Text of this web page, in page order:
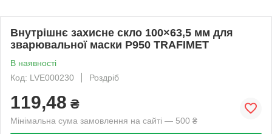
Внутрішнє захисне скло 100×63,5 мм для
зварювальної маски P950 TRAFIMET
В наявності
Код: LVE000230
Роздріб
119,48 ₴
Мінімальна сума замовлення на сайті — 500 ₴